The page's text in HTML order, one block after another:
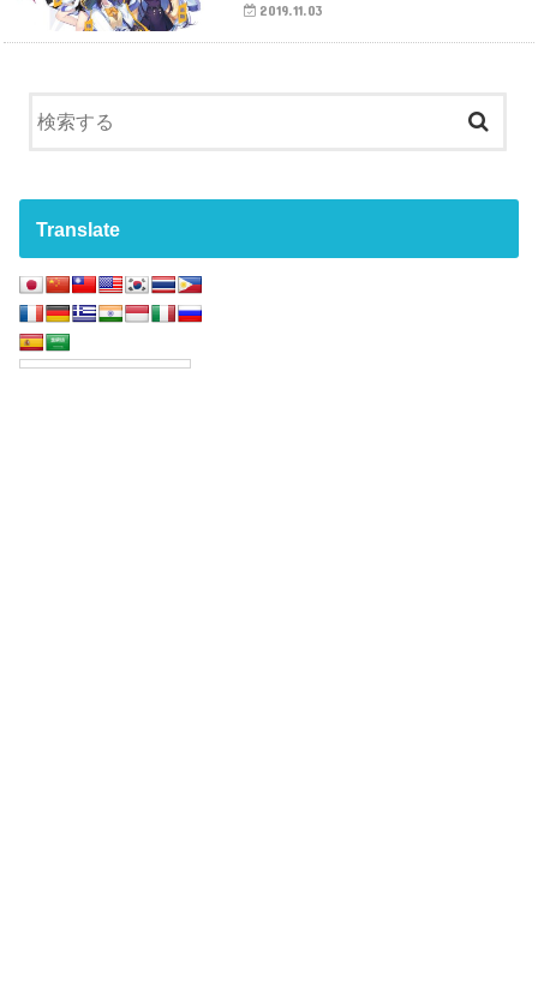
2019.11.03
Translate